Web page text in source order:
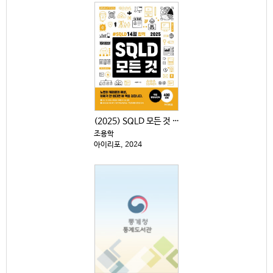
(2025) SQLD 모든 것 : #SQLD14일 합격
조용학
아이리포, 2024